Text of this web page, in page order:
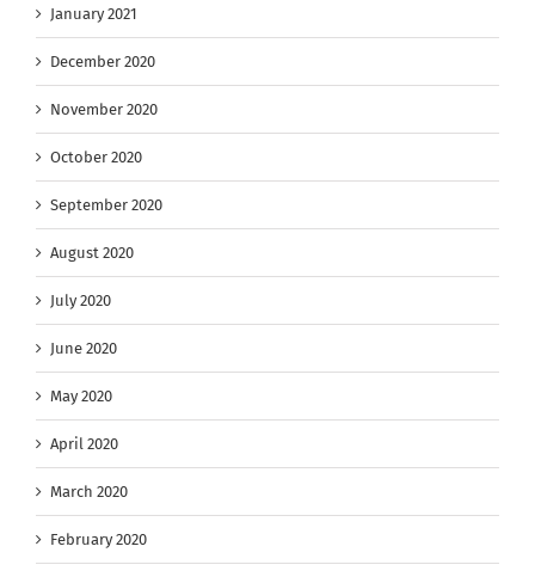
January 2021
December 2020
November 2020
October 2020
September 2020
August 2020
July 2020
June 2020
May 2020
April 2020
March 2020
February 2020